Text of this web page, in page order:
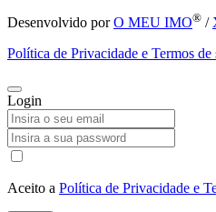
Desenvolvido porO MEU IMO® /
Política de Privacidade e Termos de
Login
Aceito a Política de Privacidade e